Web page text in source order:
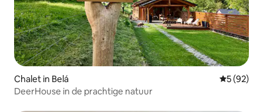
Chalet in Belá
5 (92)
DeerHouse in de prachtige natuur